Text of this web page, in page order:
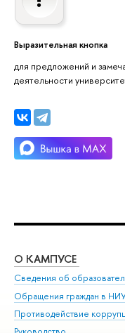
Выразительная кнопка
для предложений и
деятельности
О КАМПУСЕ
Сведения об
Обращения граждан в
Противодействие